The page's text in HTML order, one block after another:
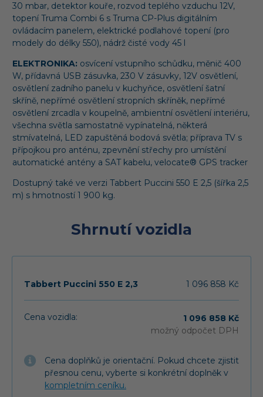
30 mbar, detektor kouře, rozvod teplého vzduchu 12V,
topení Truma Combi 6 s Truma CP-Plus digitálním
ovládacím panelem, elektrické podlahové topení (pro
modely do délky 550), nádrž čisté vody 45 l
ELEKTRONIKA: osvícení vstupního schůdku, měnič 400
W, přídavná USB zásuvka, 230 V zásuvky, 12V osvětlení,
osvětlení zadního panelu v kuchyňce, osvětlení šatní
skříně, nepřímé osvětlení stropních skříněk, nepřímé
osvětlení zrcadla v koupelně, ambientní osvětlení interiéru,
všechna světla samostatně vypínatelná, některá
stmívatelná, LED zapuštěná bodová světla; příprava TV s
přípojkou pro anténu, zpevnění střechy pro umístění
automatické antény a SAT kabelu, velocate® GPS tracker
Dostupný také ve verzi Tabbert Puccini 550 E 2,5 (šířka 2,5
m) s hmotností 1 900 kg.
Shrnutí vozidla
Tabbert Puccini 550 E 2,3 1 096 858 Kč
Cena vozidla:
1 096 858 Kč
možný odpočet DPH
Cena doplňků je orientační. Pokud chcete zjistit
přesnou cenu, vyberte si konkrétní doplněk v
kompletním ceníku.